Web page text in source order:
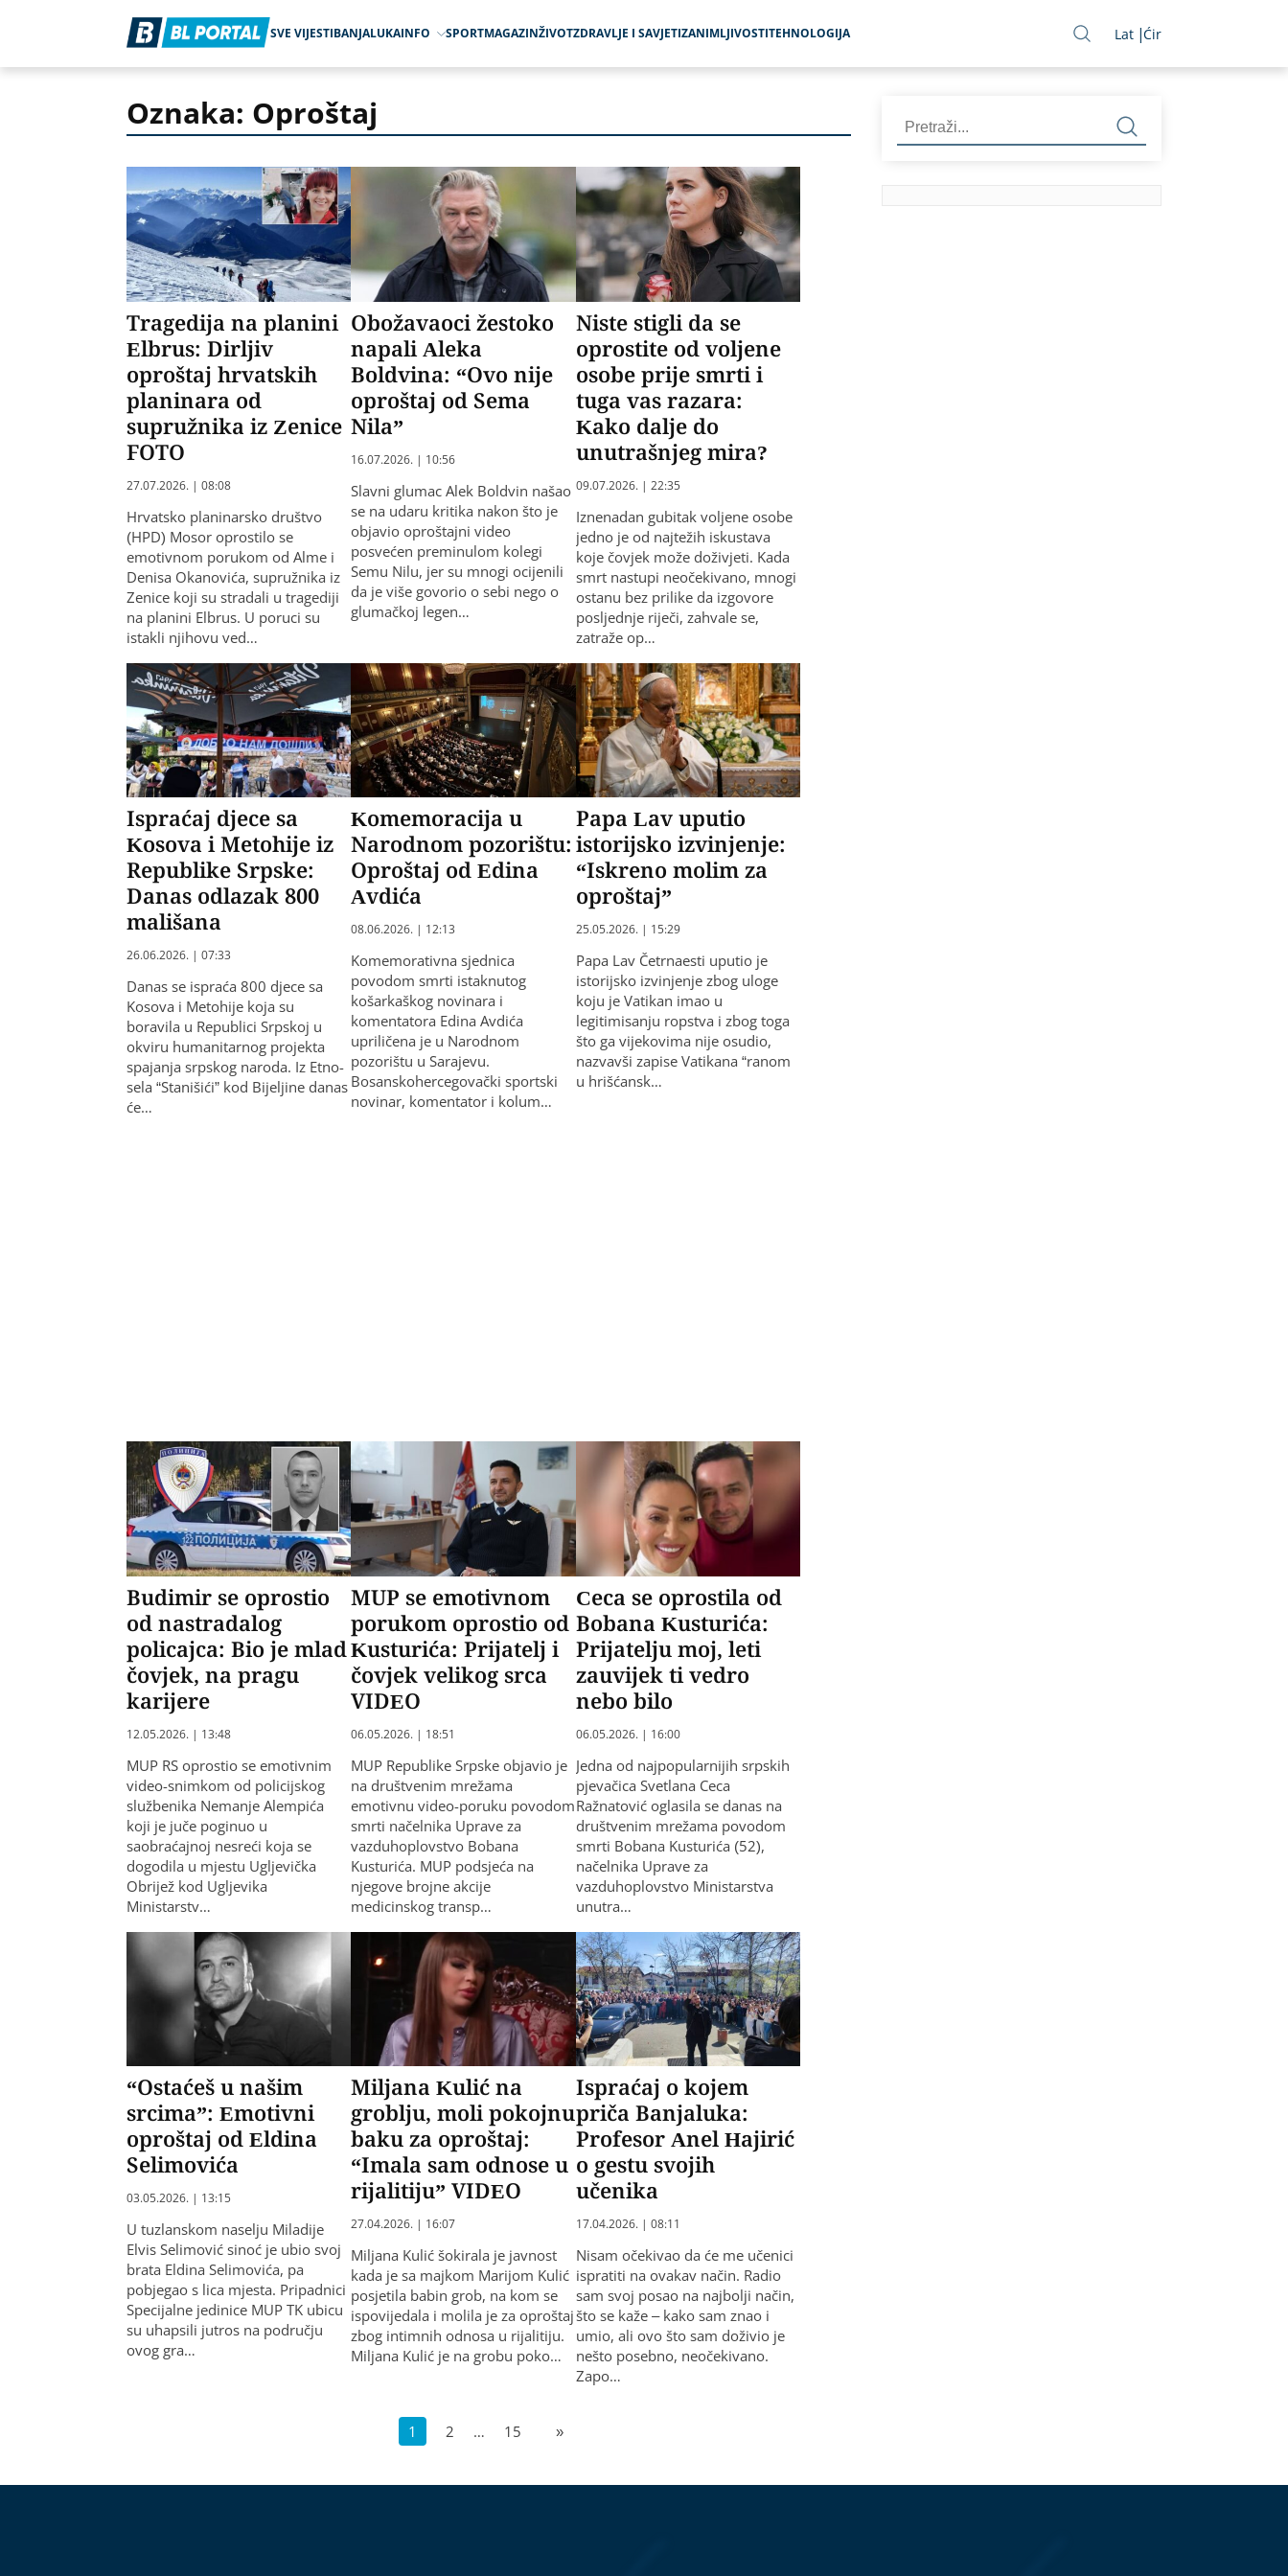
SVE VIJESTIBANJALUKAINFO SPORTMAGAZINŽIVOTZDRAVLJE I SAVJETIZANIMLJIVOSTITEHNOLOGIJA Lat Ćir
Oznaka: Oproštaj
Tragedija na planini
Elbrus: Dirljiv
oproštaj hrvatskih
planinara od
supružnika iz Zenice
FOTO
27.07.2026. | 08:08
Hrvatsko planinarsko društvo
(HPD) Mosor oprostilo se
emotivnom porukom od Alme i
Denisa Okanovića, supružnika iz
Zenice koji su stradali u tragediji
na planini Elbrus. U poruci su
istakli njihovu ved…
Obožavaoci žestoko
napali Aleka
Boldvina: “Ovo nije
oproštaj od Sema
Nila”
16.07.2026. | 10:56
Slavni glumac Alek Boldvin našao
se na udaru kritika nakon što je
objavio oproštajni video
posvećen preminulom kolegi
Semu Nilu, jer su mnogi ocijenili
da je više govorio o sebi nego o
glumačkoj legen…
Niste stigli da se
oprostite od voljene
osobe prije smrti i
tuga vas razara:
Kako dalje do
unutrašnjeg mira?
09.07.2026. | 22:35
Iznenadan gubitak voljene osobe
jedno je od najtežih iskustava
koje čovjek može doživjeti. Kada
smrt nastupi neočekivano, mnogi
ostanu bez prilike da izgovore
posljednje riječi, zahvale se,
zatraže op…
Ispraćaj djece sa
Kosova i Metohije iz
Republike Srpske:
Danas odlazak 800
mališana
26.06.2026. | 07:33
Danas se ispraća 800 djece sa
Kosova i Metohije koja su
boravila u Republici Srpskoj u
okviru humanitarnog projekta
spajanja srpskog naroda. Iz Etno-
sela “Stanišići” kod Bijeljine danas
će…
Komemoracija u
Narodnom pozorištu:
Oproštaj od Edina
Avdića
08.06.2026. | 12:13
Komemorativna sjednica
povodom smrti istaknutog
košarkaškog novinara i
komentatora Edina Avdića
upriličena je u Narodnom
pozorištu u Sarajevu.
Bosanskohercegovački sportski
novinar, komentator i kolum…
Papa Lav uputio
istorijsko izvinjenje:
“Iskreno molim za
oproštaj”
25.05.2026. | 15:29
Papa Lav Četrnaesti uputio je
istorijsko izvinjenje zbog uloge
koju je Vatikan imao u
legitimisanju ropstva i zbog toga
što ga vijekovima nije osudio,
nazvavši zapise Vatikana “ranom
u hrišćansk…
Budimir se oprostio
od nastradalog
policajca: Bio je mlad
čovjek, na pragu
karijere
12.05.2026. | 13:48
MUP RS oprostio se emotivnim
video-snimkom od policijskog
službenika Nemanje Alempića
koji je juče poginuo u
saobraćajnoj nesreći koja se
dogodila u mjestu Ugljevička
Obrijež kod Ugljevika
Ministarstv…
MUP se emotivnom
porukom oprostio od
Kusturića: Prijatelj i
čovjek velikog srca
VIDEO
06.05.2026. | 18:51
MUP Republike Srpske objavio je
na društvenim mrežama
emotivnu video-poruku povodom
smrti načelnika Uprave za
vazduhoplovstvo Bobana
Kusturića. MUP podsjeća na
njegove brojne akcije
medicinskog transp…
Ceca se oprostila od
Bobana Kusturića:
Prijatelju moj, leti
zauvijek ti vedro
nebo bilo
06.05.2026. | 16:00
Jedna od najpopularnijih srpskih
pjevačica Svetlana Ceca
Ražnatović oglasila se danas na
društvenim mrežama povodom
smrti Bobana Kusturića (52),
načelnika Uprave za
vazduhoplovstvo Ministarstva
unutra…
“Ostaćeš u našim
srcima”: Emotivni
oproštaj od Eldina
Selimovića
03.05.2026. | 13:15
U tuzlanskom naselju Miladije
Elvis Selimović sinoć je ubio svoj
brata Eldina Selimovića, pa
pobjegao s lica mjesta. Pripadnici
Specijalne jedinice MUP TK ubicu
su uhapsili jutros na području
ovog gra…
Miljana Kulić na
groblju, moli pokojnu
baku za oproštaj:
“Imala sam odnose u
rijalitiju” VIDEO
27.04.2026. | 16:07
Miljana Kulić šokirala je javnost
kada je sa majkom Marijom Kulić
posjetila babin grob, na kom se
ispovijedala i molila je za oproštaj
zbog intimnih odnosa u rijalitiju.
Miljana Kulić je na grobu poko…
Ispraćaj o kojem
priča Banjaluka:
Profesor Anel Hajirić
o gestu svojih
učenika
17.04.2026. | 08:11
Nisam očekivao da će me učenici
ispratiti na ovakav način. Radio
sam svoj posao na najbolji način,
što se kaže – kako sam znao i
umio, ali ovo što sam doživio je
nešto posebno, neočekivano.
Zapo…
1 2 … 15 »